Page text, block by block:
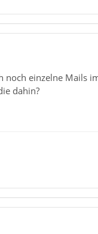
noch einzelne
dahin?